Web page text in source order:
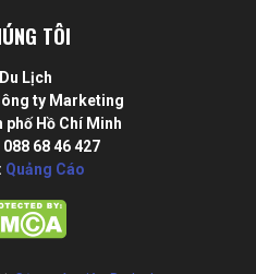
TÔI
Lịch
ty Marketing
Hồ Chí Minh
68 46 427
Quảng Cáo